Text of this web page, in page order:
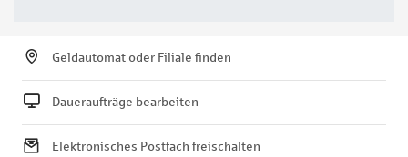
Geldautomat oder Filiale finden
Daueraufträge bearbeiten
Elektronisches Postfach freischalten